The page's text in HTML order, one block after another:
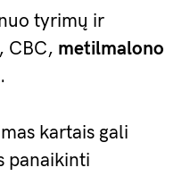
tyrimų ir
CBC, metilmalono
kartais gali
panaikinti